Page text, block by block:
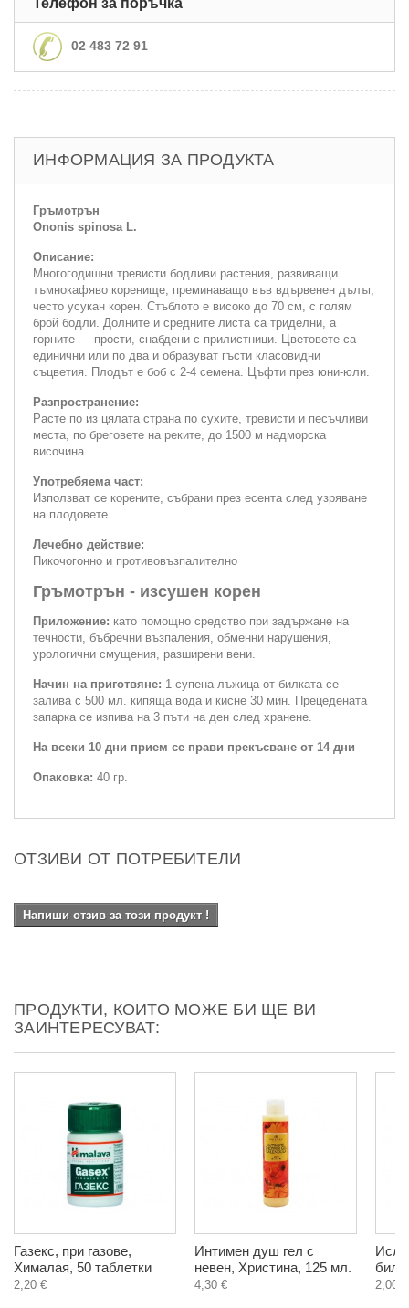
02 483 72 91
ИНФОРМАЦИЯ ЗА ПРОДУКТА
Гръмотрън
Ononis spinosa L.
Описание:
Многогодишни тревисти бодливи растения, развиващи
тъмнокафяво коренище, преминаващо във вдървенен дълъг,
често усукан корен. Стъблото е високо до 70 см, с голям
брой бодли. Долните и средните листа са триделни, а
горните — прости, снабдени с прилистници. Цветовете са
единични или по два и образуват гъсти класовидни
съцветия. Плодът е боб с 2-4 семена. Цъфти през юни-юли.
Разпространение:
Расте по из цялата страна по сухите, тревисти и песъчливи
места, по бреговете на реките, до 1500 м надморска
височина.
Употребяема част:
Използват се корените, събрани през есента след узряване
на плодовете.
Лечебно действие:
Пикочогонно и противовъзпалително
Гръмотрън - изсушен корен
Приложение: като помощно средство при задържане на
течности, бъбречни възпаления, обменни нарушения,
урологични смущения, разширени вени.
Начин на приготвяне: 1 супена лъжица от билката се
залива с 500 мл. кипяща вода и кисне 30 мин. Прецедената
запарка се изпива на 3 пъти на ден след хранене.
На всеки 10 дни прием се прави прекъсване от 14 дни
Опаковка: 40 гр.
ОТЗИВИ ОТ ПОТРЕБИТЕЛИ
Напиши отзив за този продукт !
ПРОДУКТИ, КОИТО МОЖЕ БИ ЩЕ ВИ
ЗАИНТЕРЕСУВАТ:
Газекс, при газове,
Хималая, 50 таблетки
2,20 €
Интимен душ гел с
невен, Христина, 125 мл.
4,30 € 2,00 €